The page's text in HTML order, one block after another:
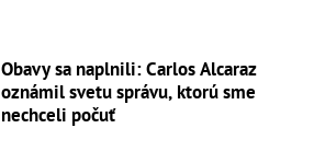
Obavy sa naplnili: Carlos Alcaraz
oznámil svetu správu, ktorú sme
nechceli počuť